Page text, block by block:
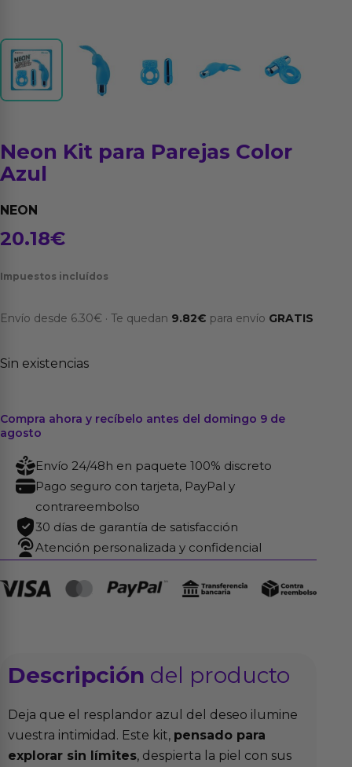
Neon Kit para Parejas Color
Azul
NEON
20.18€
Impuestos incluídos
Envío desde 6.30€ · Te quedan 9.82€ para envío GRATIS
Sin existencias
Compra ahora y recíbelo antes del domingo 9 de
agosto
Envío 24/48h en paquete 100% discreto
Pago seguro con tarjeta, PayPal y
contrareembolso
30 días de garantía de satisfacción
Atención personalizada y confidencial
Descripción del producto
Deja que el resplandor azul del deseo ilumine
vuestra intimidad. Este kit, pensado para
explorar sin límites, despierta la piel con sus